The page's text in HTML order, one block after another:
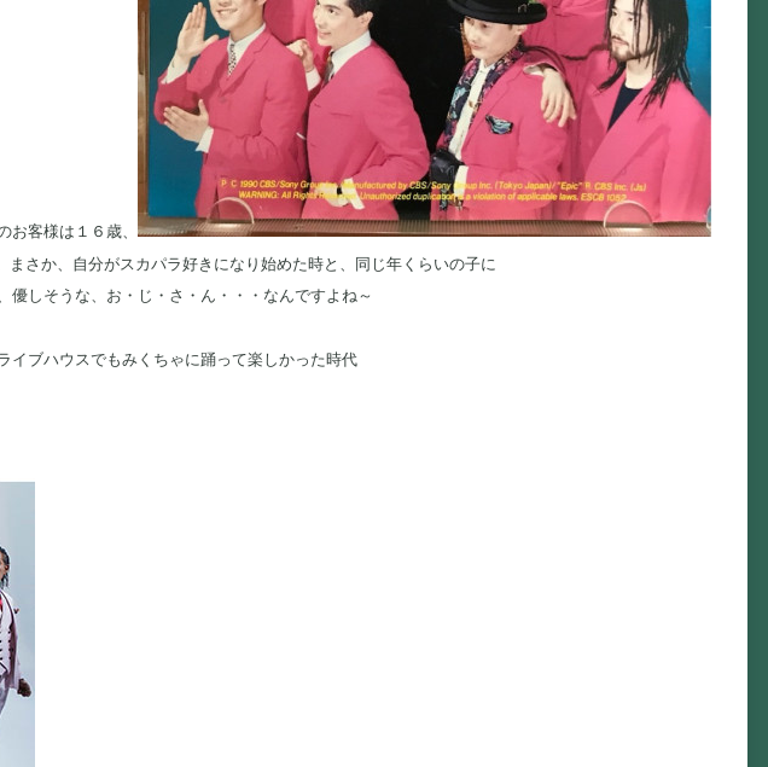
客様は１６歳、
さか、自分がスカパラ好きになり始めた時と、同じ年くらいの子に
しそうな、お・じ・さ・ん・・・なんですよね～
イブハウスでもみくちゃに踊って楽しかった時代